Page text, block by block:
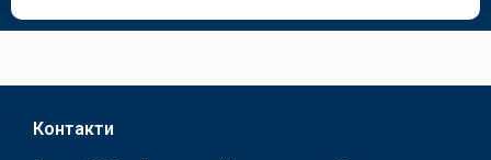
Контакти